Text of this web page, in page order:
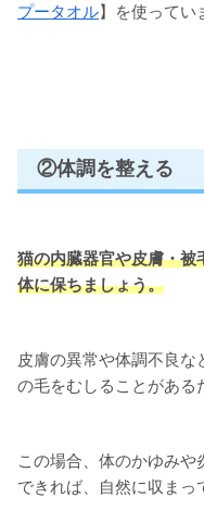
プータオル】を使ってい
②体調を整える
猫の内臓器官や皮膚・被
体に保ちましょう。
皮膚の異常や体調不良
の毛をむしることがある
この場合、体のかゆみ
できれば、自然に収まっ